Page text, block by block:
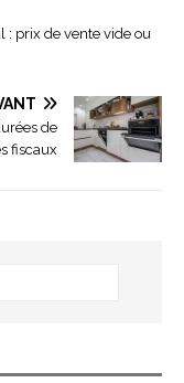
: prix de vente vide ou
de
fiscaux